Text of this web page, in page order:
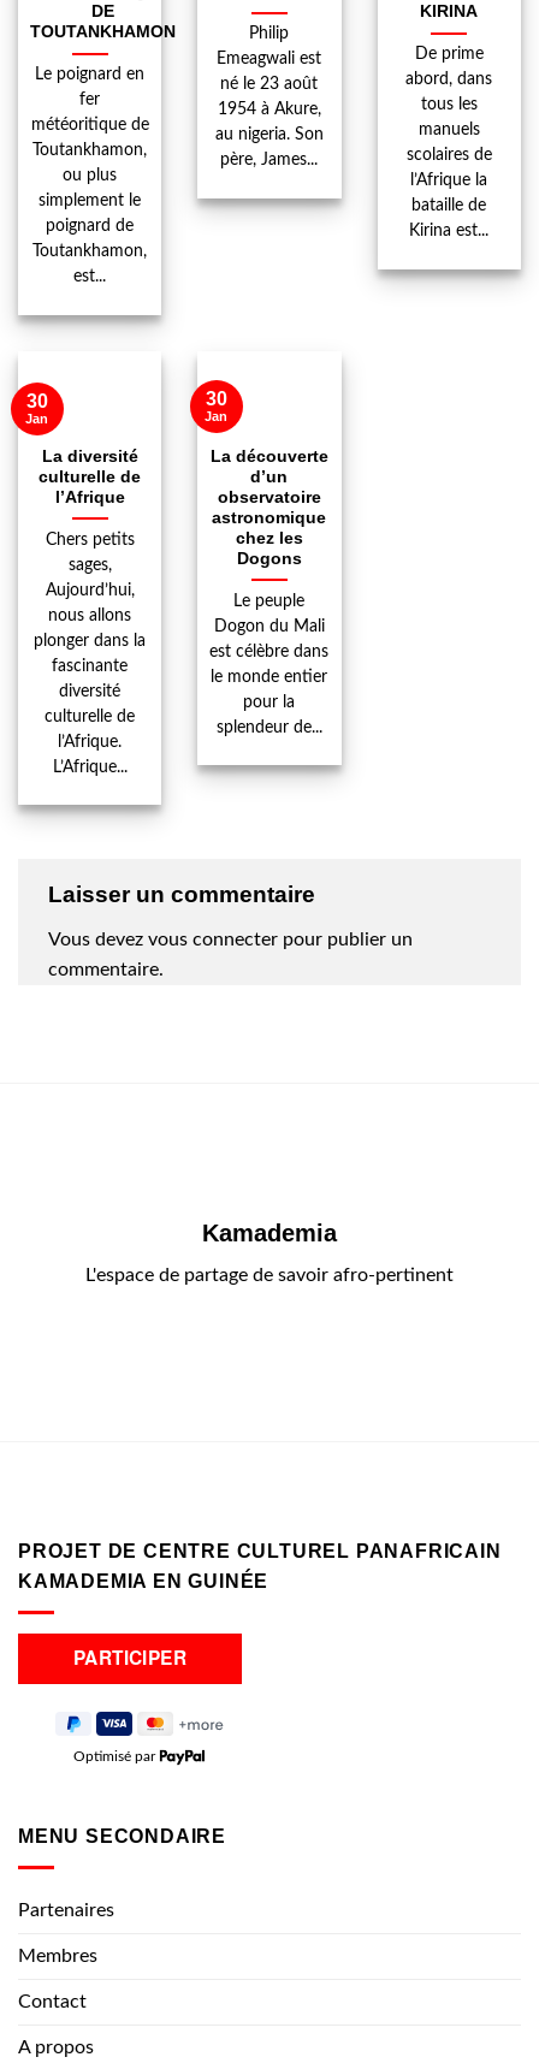
DE
TOUTANKHAMON
Le poignard en
fer
météoritique de
Toutankhamon,
ou plus
simplement le
poignard de
Toutankhamon,
est...
Philip
Emeagwali est
né le 23 août
1954 à Akure,
au nigeria. Son
père, James...
KIRINA
De prime
abord, dans
tous les
manuels
scolaires de
l’Afrique la
bataille de
Kirina est...
La diversité
culturelle de
l’Afrique
Chers petits
sages,
Aujourd’hui,
nous allons
plonger dans la
fascinante
diversité
culturelle de
l’Afrique.
L’Afrique...
30
Jan
La découverte
d’un
observatoire
astronomique
chez les
Dogons
Le peuple
Dogon du Mali
est célèbre dans
le monde entier
pour la
splendeur de...
30
Jan
Laisser un commentaire
Vous devez vous connecter pour publier un
commentaire.
Kamademia
L'espace de partage de savoir afro-pertinent
PROJET DE CENTRE CULTUREL PANAFRICAIN
KAMADEMIA EN GUINÉE
Optimisé par
MENU SECONDAIRE
Partenaires
Membres
Contact
A propos